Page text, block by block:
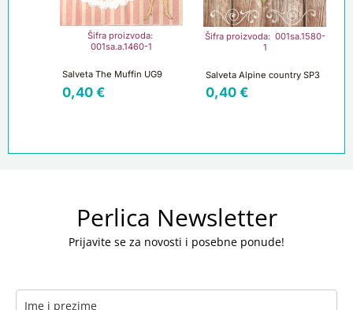
Šifra proizvoda:
001sa.a.1460-1
Salveta The Muffin UG9
0,40 €
Šifra proizvoda: 001sa.1580-
1
Salveta Alpine country SP3
0,40 €
Perlica Newsletter
Prijavite se za novosti i posebne ponude!